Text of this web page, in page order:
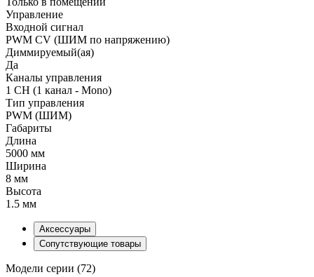
Управление
Входной сигнал
PWM СV (ШИМ по напряжению)
Диммируемый(ая)
Да
Каналы управления
1 CH (1 канал - Mono)
Тип управления
PWM (ШИМ)
Габариты
Длина
5000 мм
Ширина
8 мм
Высота
1.5 мм
Аксессуары
Сопутствующие товары
Модели серии (72)